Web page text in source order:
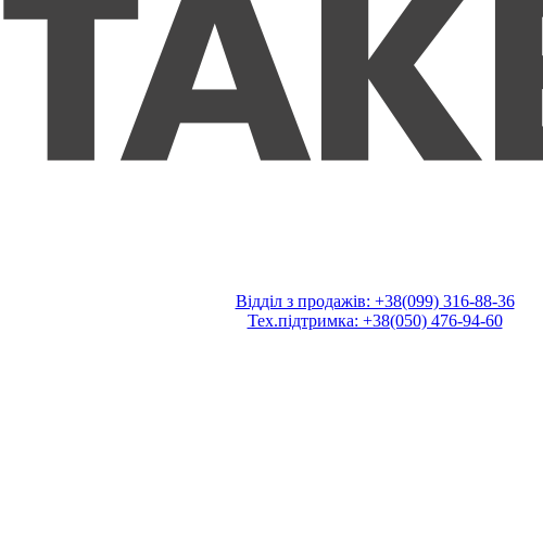
Відділ з продажів: +38(099) 316-88-36
Тех.підтримка: +38(050) 476-94-60